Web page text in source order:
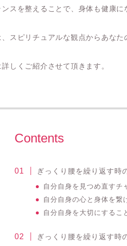
スを整えることで、身体も健康に
スピリチュアルな観点からあなた
しくご紹介させて頂きます。
Contents
ぎっくり腰を繰り返す時
自分自身を見つめ直すチ
自分自身の心と身体を繋
自分自身を大切にするこ
ぎっくり腰を繰り返す時